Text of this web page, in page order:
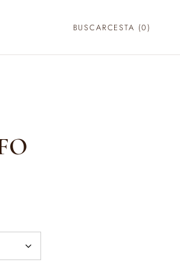
BUSCARCESTA (0)